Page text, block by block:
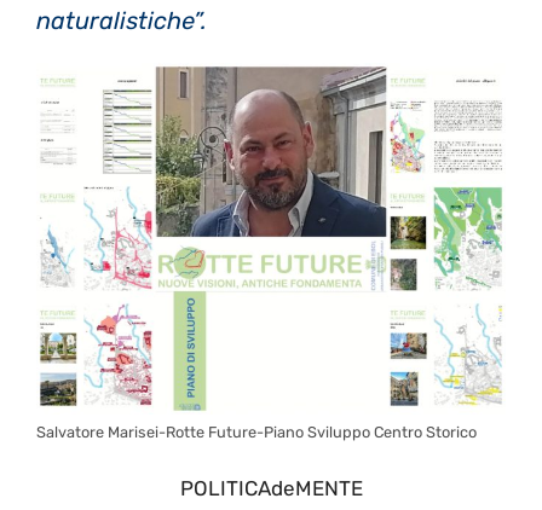
naturalistiche”.
Salvatore Marisei-Rotte Future-Piano Sviluppo Centro Storico
POLITICAdeMENTE